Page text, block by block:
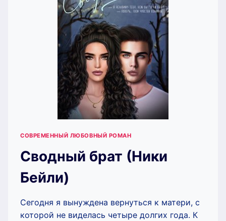
СОВРЕМЕННЫЙ ЛЮБОВНЫЙ РОМАН
Сводный брат (Ники
Бейли)
Сегодня я вынуждена вернуться к матери, с
которой не виделась четыре долгих года. К